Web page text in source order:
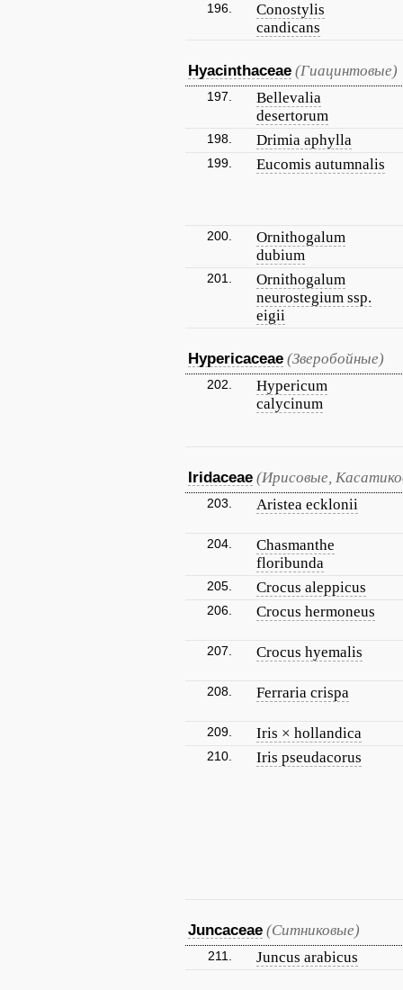
196.
Conostylis
candicans
Hyacinthaceae (Гиацинтовые)
197.
Bellevalia
desertorum
198. Drimia aphylla
199. Eucomis autumnalis
200.
Ornithogalum
dubium
201.
Ornithogalum
neurostegium ssp.
eigii
Hypericaceae (Зверобойные)
202.
Hypericum
calycinum
Iridaceae (Ирисовые,
203. Aristea ecklonii
204.
Chasmanthe
floribunda
205. Crocus aleppicus
206. Crocus hermoneus
207. Crocus hyemalis
208. Ferraria crispa
209. Iris × hollandica
210. Iris pseudacorus
Juncaceae (Ситниковые)
211. Juncus arabicus